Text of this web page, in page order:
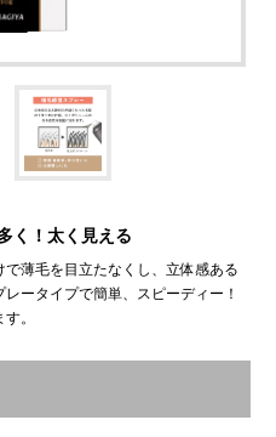
く！太く見える
薄毛を目立たなくし、立体感ある
ータイプで簡単、スピーディー！
。